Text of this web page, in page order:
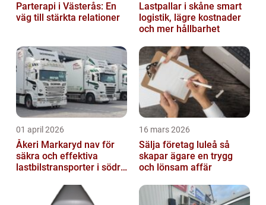
Parterapi i Västerås: En
väg till stärkta relationer
Lastpallar i skåne smart
logistik, lägre kostnader
och mer hållbarhet
01 april 2026
Åkeri Markaryd nav för
säkra och effektiva
lastbilstransporter i södra
16 mars 2026
Sälja företag luleå så
skapar ägare en trygg
och lönsam affär